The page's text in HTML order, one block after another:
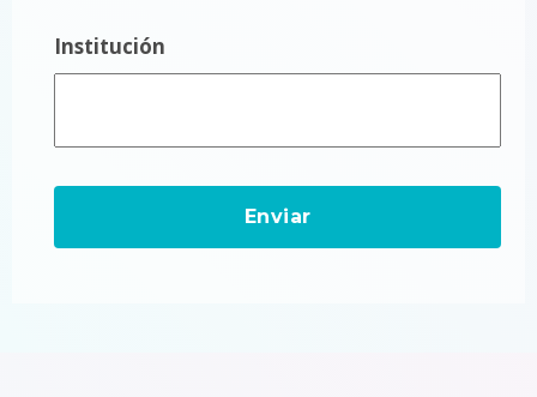
Institución